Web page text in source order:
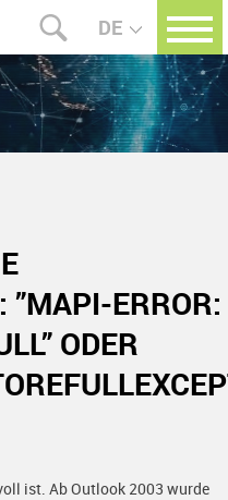
DE
”MAPI-ERROR:
ODER
ist. Ab Outlook 2003 wurde